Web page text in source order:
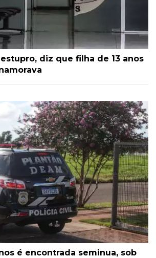
diz que filha de 13 anos
é encontrada seminua, sob